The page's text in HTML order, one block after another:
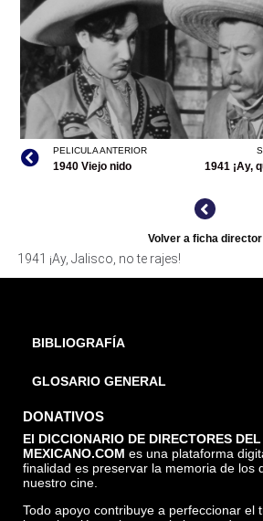
¡AY, JALISCO, NO TE RAJES!,
NACIONAL
¡AY, JALISCO, NO TE RAJES!,
NACIONAL
PELICULA ANTERIOR
1940 Viejo nido
Volver a ficha director
1941 ¡Ay, Jalisco, no te rajes!
BIBLIOGRAFÍA
GLOSARIO GENERAL
DONATIVOS
El DICCIONARIO DE DIRECTORES
MEXICANO.COM es una plataforma
finalidad es preservar la memoria de los
nuestro cine.
Todo apoyo contribuye a perfeccionar el